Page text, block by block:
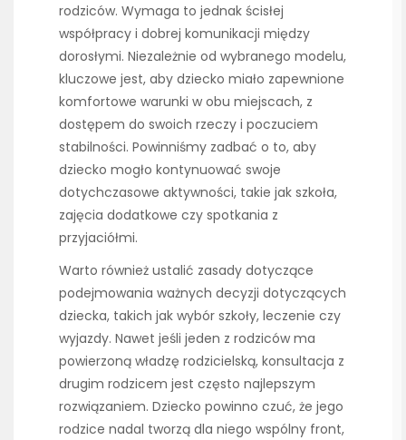
rodziców. Wymaga to jednak ścisłej
współpracy i dobrej komunikacji między
dorosłymi. Niezależnie od wybranego modelu,
kluczowe jest, aby dziecko miało zapewnione
komfortowe warunki w obu miejscach, z
dostępem do swoich rzeczy i poczuciem
stabilności. Powinniśmy zadbać o to, aby
dziecko mogło kontynuować swoje
dotychczasowe aktywności, takie jak szkoła,
zajęcia dodatkowe czy spotkania z
przyjaciółmi.
Warto również ustalić zasady dotyczące
podejmowania ważnych decyzji dotyczących
dziecka, takich jak wybór szkoły, leczenie czy
wyjazdy. Nawet jeśli jeden z rodziców ma
powierzoną władzę rodzicielską, konsultacja z
drugim rodzicem jest często najlepszym
rozwiązaniem. Dziecko powinno czuć, że jego
rodzice nadal tworzą dla niego wspólny front,